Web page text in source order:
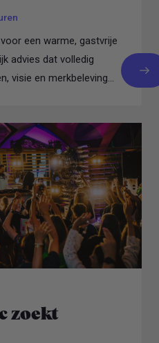
een warme, gastvrije
advies dat volledig
visie en merkbeleving...
zoekt